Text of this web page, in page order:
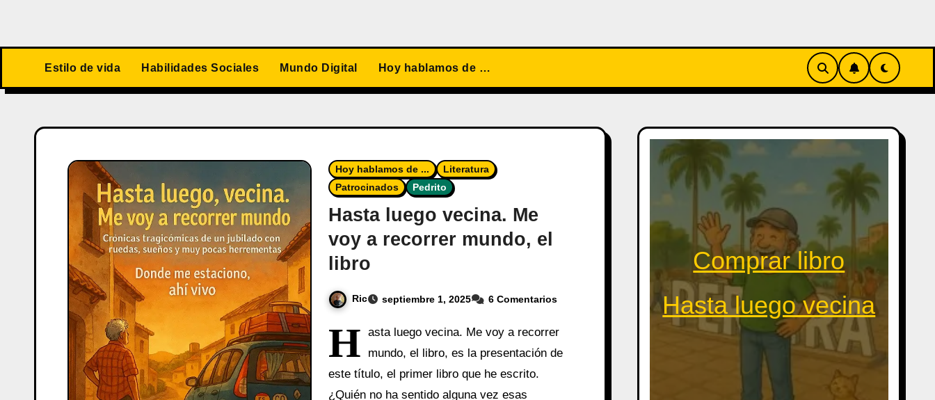
Estilo de vida Habilidades Sociales Mundo Digital Hoy hablamos de …
Hoy hablamos de ...
Literatura
Patrocinados
Pedrito
Hasta luego vecina. Me
voy a recorrer mundo, el
libro
Ric septiembre 1, 2025 6 Comentarios
H asta luego vecina. Me voy a recorrer
mundo, el libro, es la presentación de
este título, el primer libro que he escrito.
¿Quién no ha sentido alguna vez esas
Comprar libro
Hasta luego vecina